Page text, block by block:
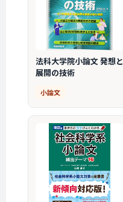
法科大学院小論文 発想と
展開の技術
小論文